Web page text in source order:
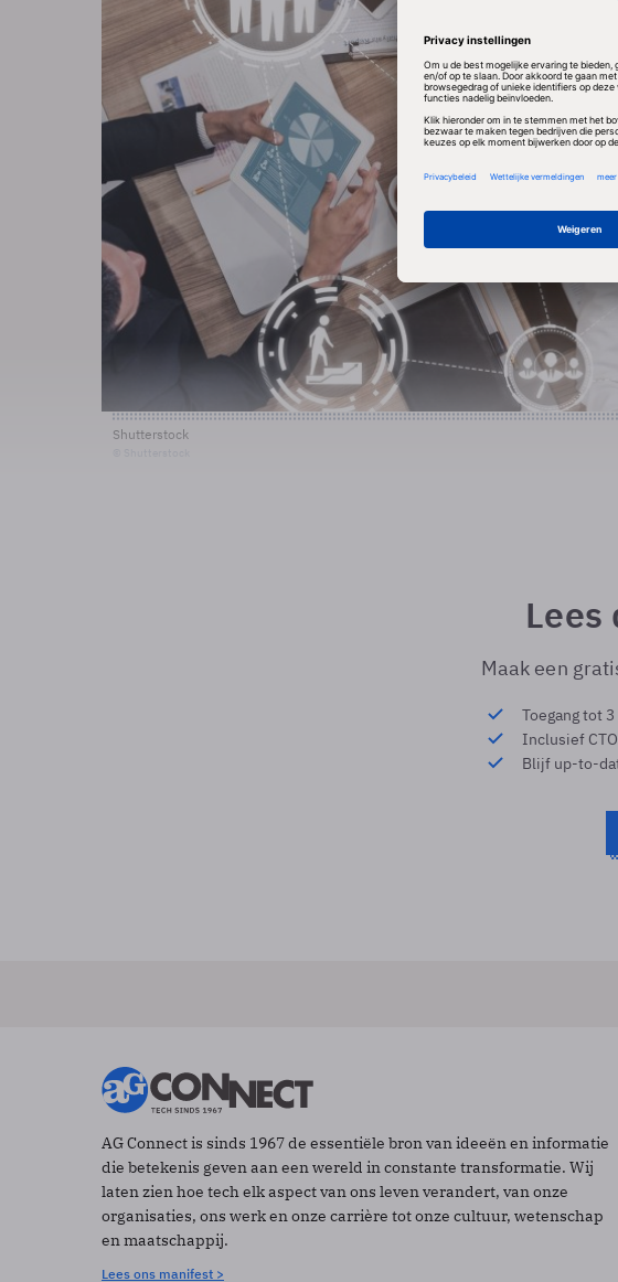
Shutterstock
Lees
Maak een
Toegang tot
Inclusief
Blijf up-to-
AG Connect is sinds 1967 de essentiële bron van ideeën en informatie
die betekenis geven aan een wereld in constante transformatie. Wij
laten zien hoe tech elk aspect van ons leven verandert, van onze
organisaties, ons werk en onze carrière tot onze cultuur, wetenschap
en maatschappij.
Lees ons manifest >